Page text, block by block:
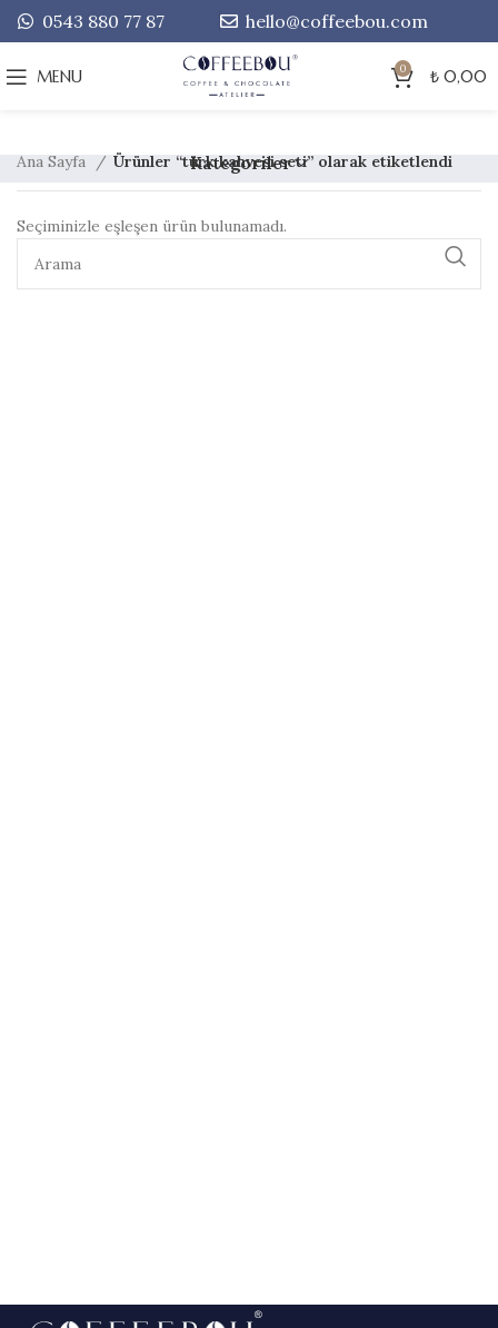
0543 880 77 87 hello@coffeebou.com
MENU 0 ₺ 0,00
Kategoriler
Ana Sayfa Ürünler “türk kahvesi seti” olarak etiketlendi
Seçiminizle eşleşen ürün bulunamadı.